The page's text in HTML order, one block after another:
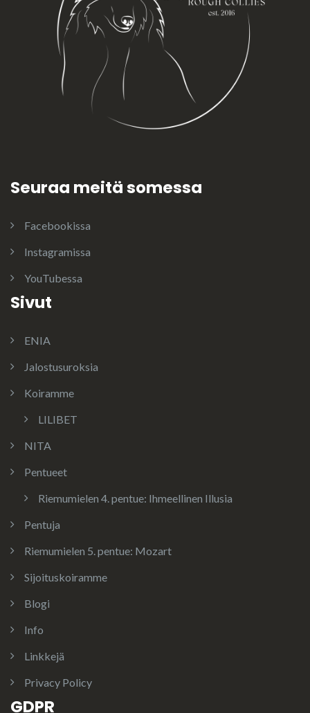
Seuraa meitä somessa
Facebookissa
Instagramissa
YouTubessa
Sivut
ENIA
Jalostusuroksia
Koiramme
LILIBET
NITA
Pentueet
Riemumielen 4. pentue: Ihmeellinen Illusia
Pentuja
Riemumielen 5. pentue: Mozart
Sijoituskoiramme
Blogi
Info
Linkkejä
Privacy Policy
GDPR